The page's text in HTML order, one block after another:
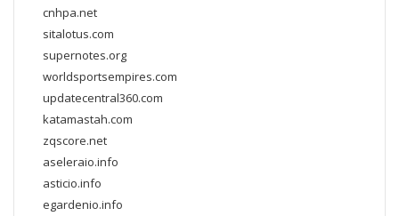
cnhpa.net
sitalotus.com
supernotes.org
worldsportsempires.com
updatecentral360.com
katamastah.com
zqscore.net
aseleraio.info
asticio.info
egardenio.info